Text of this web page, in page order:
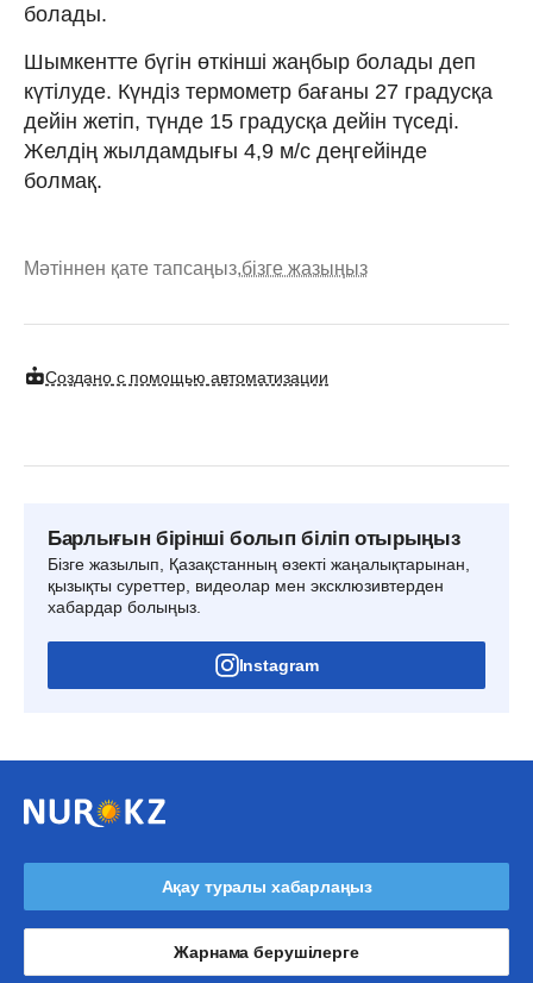
болады.
Шымкентте бүгін өткінші жаңбыр болады деп
күтілуде. Күндіз термометр бағаны 27 градусқа
дейін жетіп, түнде 15 градусқа дейін түседі.
Желдің жылдамдығы 4,9 м/с деңгейінде
болмақ.
Мәтіннен қате тапсаңыз,бізге жазыңыз
Создано с помощью автоматизации
Барлығын бірінші болып біліп отырыңыз
Бізге жазылып, Қазақстанның өзекті жаңалықтарынан,
қызықты суреттер, видеолар мен эксклюзивтерден
хабардар болыңыз.
Instagram
Ақау туралы хабарлаңыз
Жарнама берушілерге